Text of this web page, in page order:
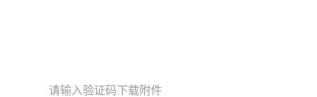
请输入验证码下载附件